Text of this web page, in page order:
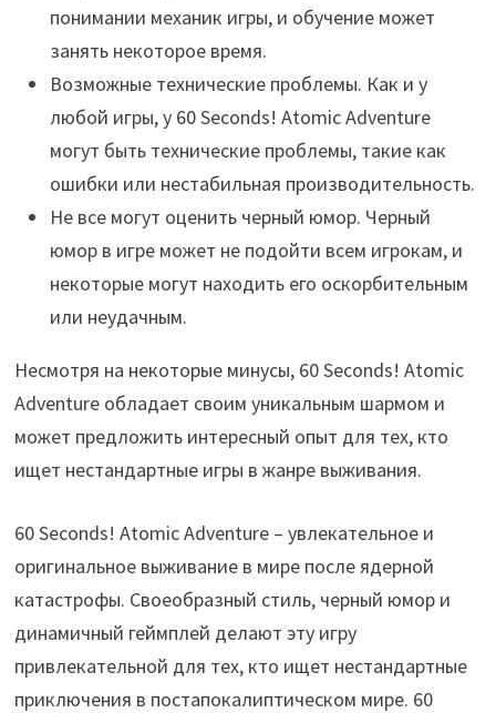
понимании механик игры, и обучение может
занять некоторое время.
Возможные технические проблемы. Как и у
любой игры, у 60 Seconds! Atomic Adventure
могут быть технические проблемы, такие как
ошибки или нестабильная производительность.
Не все могут оценить черный юмор. Черный
юмор в игре может не подойти всем игрокам, и
некоторые могут находить его оскорбительным
или неудачным.
Несмотря на некоторые минусы, 60 Seconds! Atomic
Adventure обладает своим уникальным шармом и
может предложить интересный опыт для тех, кто
ищет нестандартные игры в жанре выживания.
60 Seconds! Atomic Adventure – увлекательное и
оригинальное выживание в мире после ядерной
катастрофы. Своеобразный стиль, черный юмор и
динамичный геймплей делают эту игру
привлекательной для тех, кто ищет нестандартные
приключения в постапокалиптическом мире. 60